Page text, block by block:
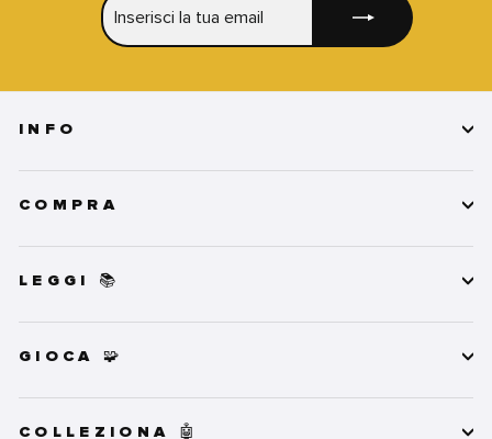
LA
INFO
COMPRA
LEGGI 📚
GIOCA 🧩
COLLEZIONA 🤖